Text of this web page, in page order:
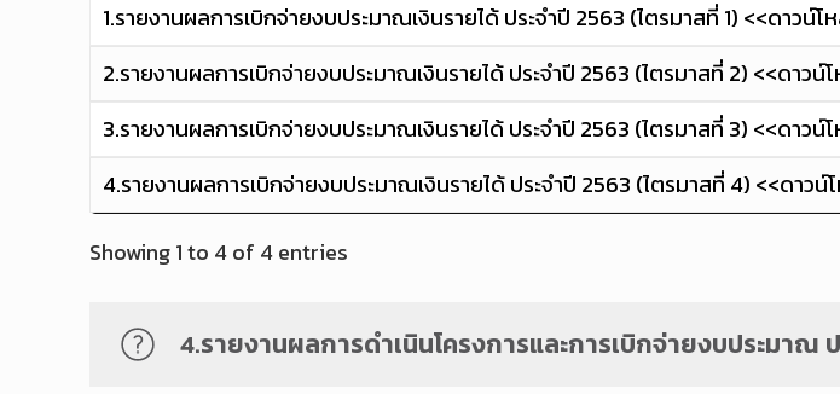
1.รายงานผลการเบิกจ่ายงบประมาณเงินรายได้ ประจำปี 2563 (ไตรมาสที่ 1) <<ดาวน์โ
2.รายงานผลการเบิกจ่ายงบประมาณเงินรายได้ ประจำปี 2563 (ไตรมาสที่ 2) <<ดาวน์
3.รายงานผลการเบิกจ่ายงบประมาณเงินรายได้ ประจำปี 2563 (ไตรมาสที่ 3) <<ดาวน์
4.รายงานผลการเบิกจ่ายงบประมาณเงินรายได้ ประจำปี 2563 (ไตรมาสที่ 4) <<ดาวน์
Showing 1 to 4 of 4 entries
4.รายงานผลการดำเนินโครงการและการเบิกจ่ายงบประมาณ